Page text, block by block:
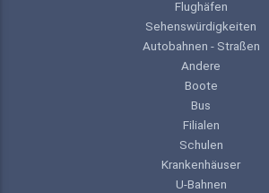
Flughäfen
Sehenswürdigkeiten
Autobahnen - Straßen
Andere
Boote
Bus
Filialen
Schulen
Krankenhäuser
U-Bahnen